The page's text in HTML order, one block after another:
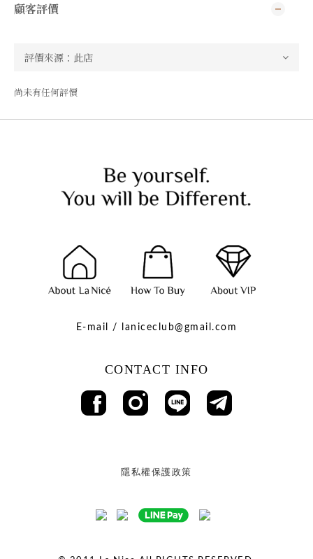
顧客評價
尚未有任何評價
E-mail / laniceclub@gmail.com
CONTACT INFO
隱私權保護政策